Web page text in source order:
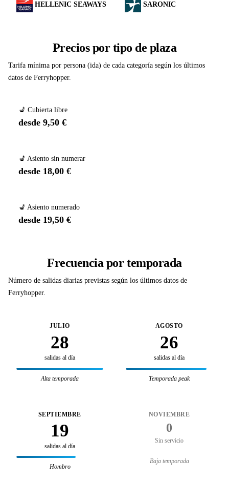
HELLENIC SEAWAYS SARONIC
Precios por tipo de plaza
Tarifa mínima por persona (ida) de cada categoría según los últimos
datos de Ferryhopper.
💺 Cubierta libre
desde 9,50 €
💺 Asiento sin numerar
desde 18,00 €
💺 Asiento numerado
desde 19,50 €
Frecuencia por temporada
Número de salidas diarias previstas según los últimos datos de
Ferryhopper.
JULIO
28
salidas al día
Alta temporada
AGOSTO
26
salidas al día
Temporada peak
SEPTIEMBRE
19
salidas al día
Hombro
NOVIEMBRE
0
Sin servicio
Baja temporada